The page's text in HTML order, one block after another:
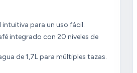
para un uso fácil.
integrado con 20 niveles de
de 1,7L para múltiples tazas.